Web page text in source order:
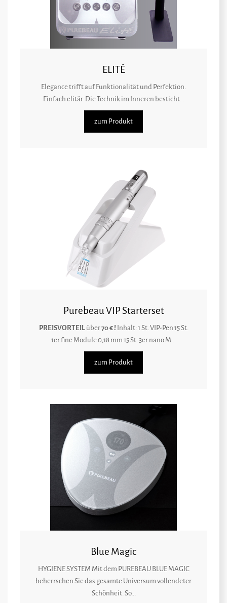
ELITÉ
Elegance trifft auf Funktionalität und Perfektion.
Einfach elitär. Die Technik im Inneren besticht...
zum Produkt
Purebeau VIP Starterset
PREISVORTEIL über70 € ! Inhalt: 1 St. VIP-Pen 15 St.
1er fine Module 0,18 mm 15 St. 3er nano M...
zum Produkt
Blue Magic
HYGIENE SYSTEM Mit dem PUREBEAU BLUE MAGIC
beherrschen Sie das gesamte Universum vollendeter
Schönheit. So...